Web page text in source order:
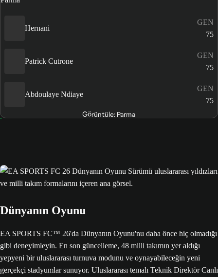
Hernani
GEN
75
Patrick Cutrone
GEN
75
Abdoulaye Ndiaye
GEN
75
Görüntüle: Parma
Dünyanın Oyunu
EA SPORTS FC™ 26'da Dünyanın Oyunu'nu daha önce hiç olmadığı
gibi deneyimleyin. En son güncelleme, 48 milli takımın yer aldığı
yepyeni bir uluslararası turnuva modunu ve oynayabileceğin yeni
gerçekçi stadyumlar sunuyor. Uluslararası temalı Teknik Direktör Canlı